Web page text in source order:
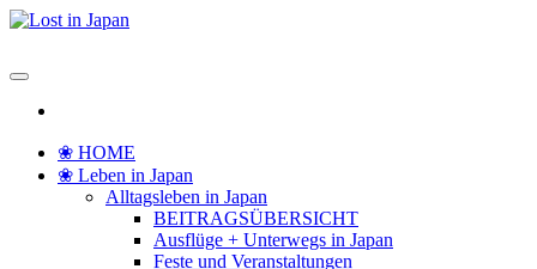
Zum
❀ HOME
❀ Leben in Japan
Alltagsleben in Japan
BEITRAGSÜBERSICHT
Ausflüge + Unterwegs in Japan
Feste und Veranstaltungen